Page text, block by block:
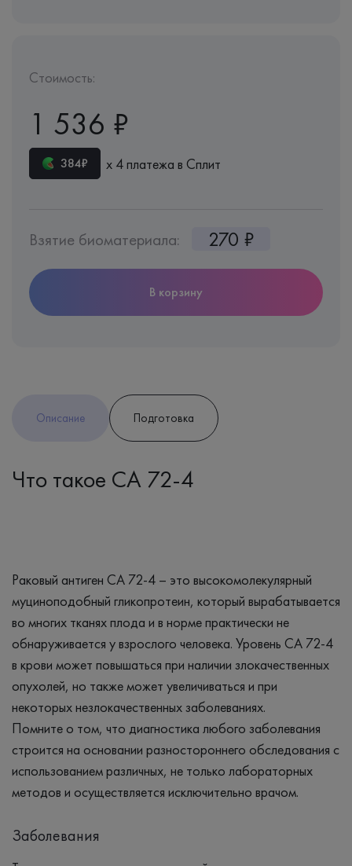
Стоимость:
1 536 ₽
384₽ х 4 платежа в Сплит
Взятие биоматериала: 270 ₽
В корзину
Описание Подготовка
Что такое СА 72-4
Раковый антиген СА 72-4 – это высокомолекулярный
муциноподобный гликопротеин, который вырабатывается
во многих тканях плода и в норме практически не
обнаруживается у взрослого человека. Уровень СА 72-4
в крови может повышаться при наличии злокачественных
опухолей, но также может увеличиваться и при
некоторых незлокачественных заболеваниях.
Помните о том, что диагностика любого заболевания
строится на основании разностороннего обследования с
использованием различных, не только лабораторных
методов и осуществляется исключительно врачом.
Заболевания